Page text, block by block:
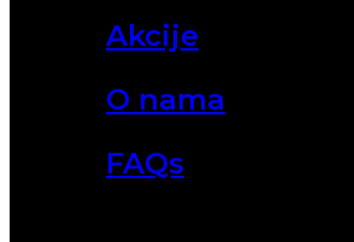
Akcije
O nama
FAQs